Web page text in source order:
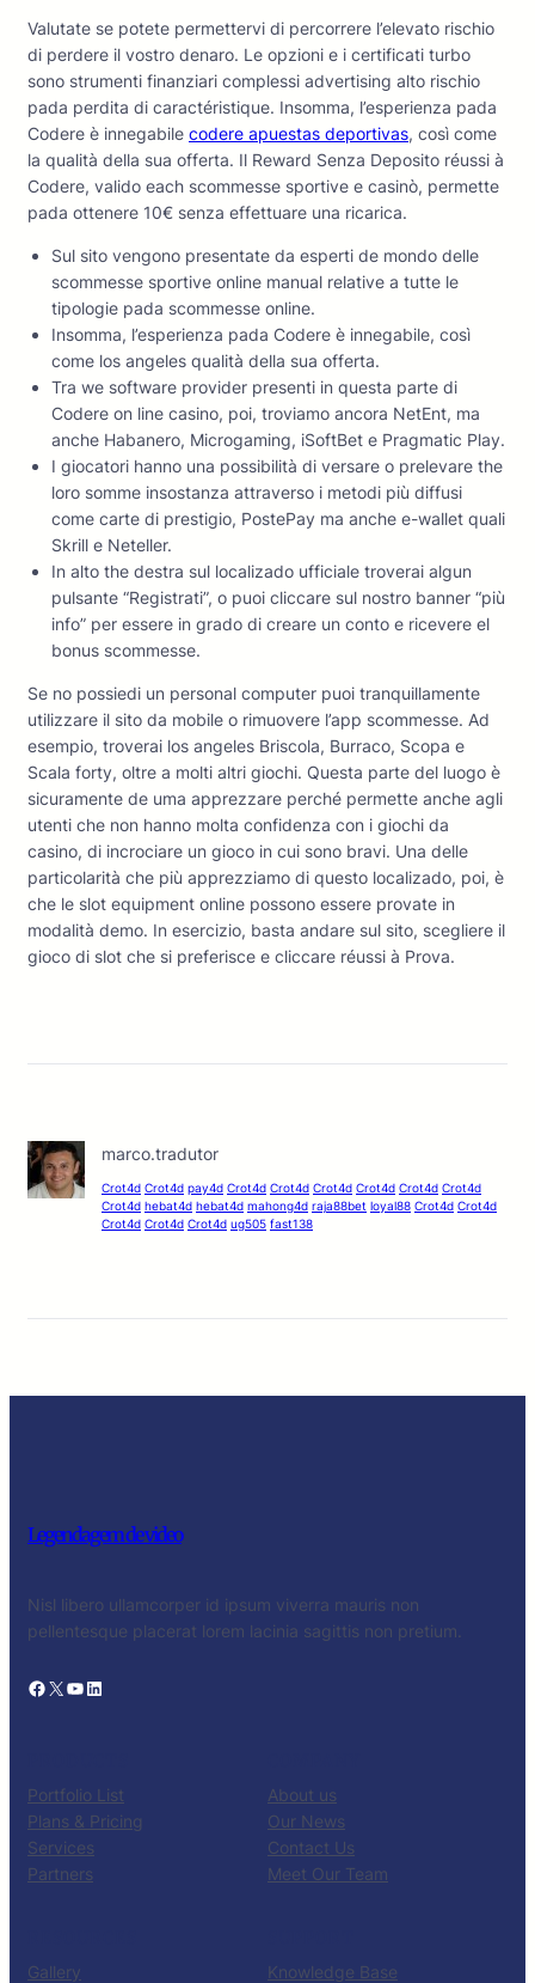
Valutate se potete permettervi di percorrere l’elevato rischio
di perdere il vostro denaro. Le opzioni e i certificati turbo
sono strumenti finanziari complessi advertising alto rischio
pada perdita di caractéristique. Insomma, l’esperienza pada
Codere è innegabile codere apuestas deportivas, così come
la qualità della sua offerta. Il Reward Senza Deposito réussi à
Codere, valido each scommesse sportive e casinò, permette
pada ottenere 10€ senza effettuare una ricarica.
Sul sito vengono presentate da esperti de mondo delle
scommesse sportive online manual relative a tutte le
tipologie pada scommesse online.
Insomma, l’esperienza pada Codere è innegabile, così
come los angeles qualità della sua offerta.
Tra we software provider presenti in questa parte di
Codere on line casino, poi, troviamo ancora NetEnt, ma
anche Habanero, Microgaming, iSoftBet e Pragmatic Play.
I giocatori hanno una possibilità di versare o prelevare the
loro somme insostanza attraverso i metodi più diffusi
come carte di prestigio, PostePay ma anche e-wallet quali
Skrill e Neteller.
In alto the destra sul localizado ufficiale troverai algun
pulsante “Registrati”, o puoi cliccare sul nostro banner “più
info” per essere in grado di creare un conto e ricevere el
bonus scommesse.
Se no possiedi un personal computer puoi tranquillamente
utilizzare il sito da mobile o rimuovere l’app scommesse. Ad
esempio, troverai los angeles Briscola, Burraco, Scopa e
Scala forty, oltre a molti altri giochi. Questa parte del luogo è
sicuramente de uma apprezzare perché permette anche agli
utenti che non hanno molta confidenza con i giochi da
casino, di incrociare un gioco in cui sono bravi. Una delle
particolarità che più apprezziamo di questo localizado, poi, è
che le slot equipment online possono essere provate in
modalità demo. In esercizio, basta andare sul sito, scegliere il
gioco di slot che si preferisce e cliccare réussi à Prova.
marco.tradutor
Crot4d Crot4d pay4d Crot4d Crot4d Crot4d Crot4d Crot4d Crot4d
Crot4d hebat4d hebat4d mahong4d raja88bet loyal88 Crot4d Crot4d
Crot4d Crot4d Crot4d ug505 fast138
Legendagem de video
Nisl libero ullamcorper id ipsum viverra mauris non
pellentesque placerat lorem lacinia sagittis non pretium.
Facebook X YouTube LinkedIn
Portfolio List
Plans & Pricing
Services
Partners
About us
Our News
Contact Us
Meet Our Team
Gallery Knowledge Base